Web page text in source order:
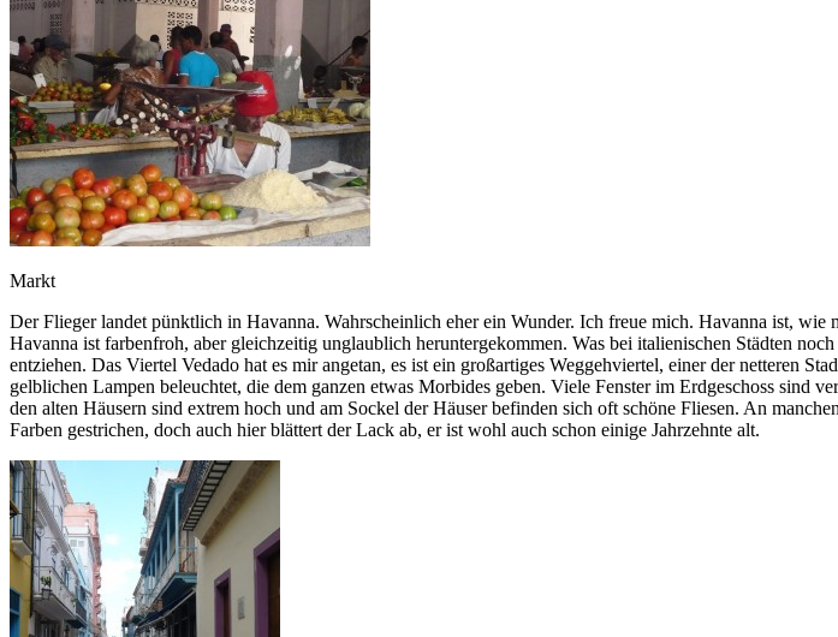
Markt
Der Flieger landet pünktlich in Havanna. Wahrscheinlich eher ein Wunder. Ich freue mich. Havanna ist,
Havanna ist farbenfroh, aber gleichzeitig unglaublich heruntergekommen. Was bei italienischen Städten
entziehen. Das Viertel Vedado hat es mir angetan, es ist ein großartiges Weggehviertel, einer der netteren
gelblichen Lampen beleuchtet, die dem ganzen etwas Morbides geben. Viele Fenster im Erdgeschoss
den alten Häusern sind extrem hoch und am Sockel der Häuser befinden sich oft schöne Fliesen. An
Farben gestrichen, doch auch hier blättert der Lack ab, er ist wohl auch schon einige Jahrzehnte alt.